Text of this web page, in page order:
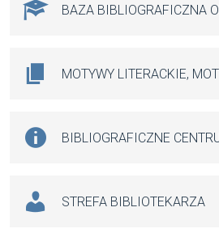
BAZA BIBLIOGRAFICZNA
MOTYWY LITERACKIE,
BIBLIOGRAFICZNE
STREFA BIBLIOTEKARZA